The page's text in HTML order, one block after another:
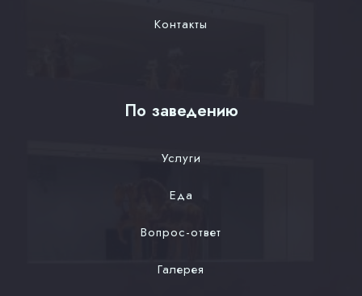
Контакты
По заведению
Услуги
Еда
Вопрос-ответ
Галерея